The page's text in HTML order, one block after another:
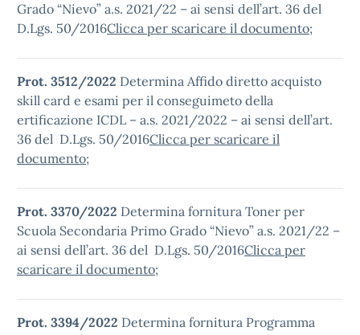
Grado “Nievo” a.s. 2021/22 – ai sensi dell’art. 36 del
D.Lgs. 50/2016Clicca per scaricare il documento;
Prot. 3512/2022 Determina Affido diretto acquisto
skill card e esami per il conseguimeto della
ertificazione ICDL – a.s. 2021/2022 – ai sensi dell’art.
36 del D.Lgs. 50/2016Clicca per scaricare il
documento;
Prot. 3370/2022 Determina fornitura Toner per
Scuola Secondaria Primo Grado “Nievo” a.s. 2021/22 –
ai sensi dell’art. 36 del D.Lgs. 50/2016Clicca per
scaricare il documento;
Prot. 3394/2022 Determina fornitura Programma